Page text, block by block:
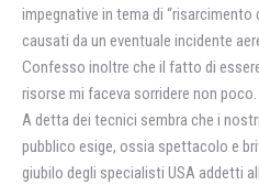
impegnative in tema di “risarcimento
causati da un eventuale incidente
Confesso inoltre che il fatto di
risorse mi faceva sorridere non poco.
A detta dei tecnici sembra che i
pubblico esige, ossia spettacolo e
giubilo degli specialisti USA addetti